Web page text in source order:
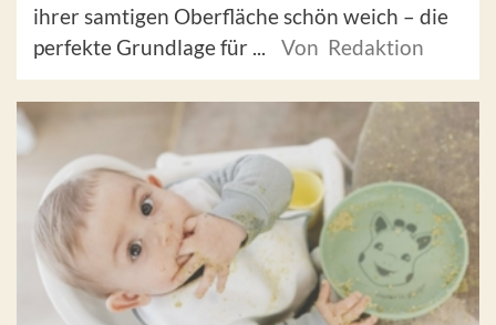
ihrer samtigen Oberfläche schön weich – die
perfekte Grundlage für ...
Von Redaktion